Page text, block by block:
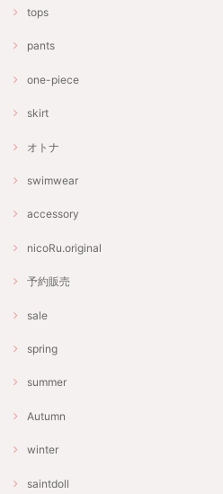
tops
pants
one-piece
skirt
オトナ
swimwear
accessory
nicoRu.original
予約販売
sale
spring
summer
Autumn
winter
saintdoll